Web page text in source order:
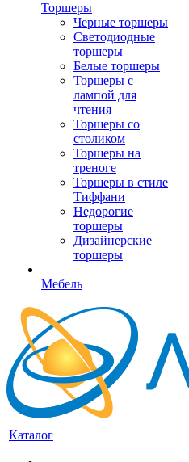
Торшеры
Черные торшеры
Светодиодные
торшеры
Белые торшеры
Торшеры с
лампой для
чтения
Торшеры со
столиком
Торшеры на
треноге
Торшеры в стиле
Тиффани
Недорогие
торшеры
Дизайнерские
торшеры
Мебель
Каталог